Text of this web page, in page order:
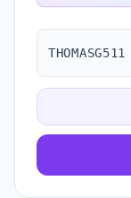
THOMASG511